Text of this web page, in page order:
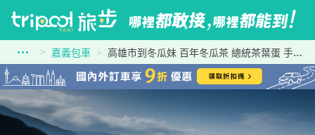
嘉義包車 高雄市到冬瓜妹 百年冬瓜茶 總統茶葉蛋 手工豆干